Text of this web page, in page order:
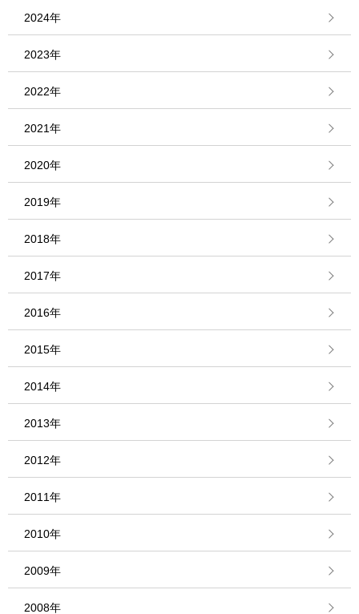
2024年
2023年
2022年
2021年
2020年
2019年
2018年
2017年
2016年
2015年
2014年
2013年
2012年
2011年
2010年
2009年
2008年